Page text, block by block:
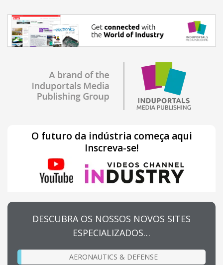
O futuro da indústria começa aqui
Inscreva-se!
DESCUBRA OS NOSSOS NOVOS SITES
ESPECIALIZADOS…
AERONAUTICS & DEFENSE